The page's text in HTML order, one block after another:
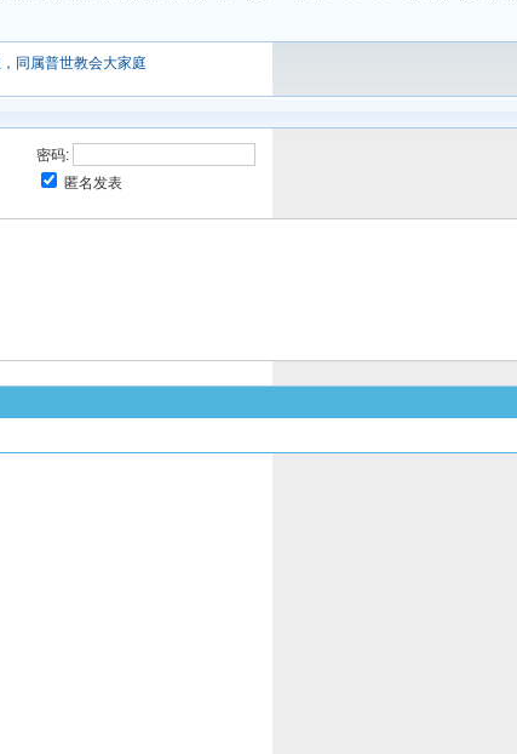
同属普世教会大家庭
密码:
匿名发表